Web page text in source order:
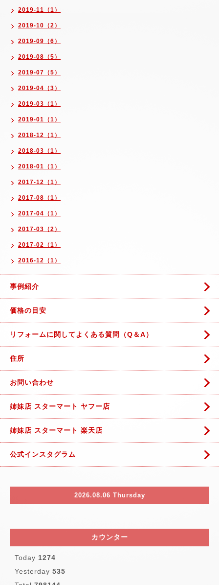
2019-11（1）
2019-10（2）
2019-09（6）
2019-08（5）
2019-07（5）
2019-04（3）
2019-03（1）
2019-01（1）
2018-12（1）
2018-03（1）
2018-01（1）
2017-12（1）
2017-08（1）
2017-04（1）
2017-03（2）
2017-02（1）
2016-12（1）
事例紹介
価格の目安
リフォームに関してよくある質問（Q＆A）
住所
お問い合わせ
姉妹店 スターマート ヤフー店
姉妹店 スターマート 楽天店
公式インスタグラム
2026.08.06 Thursday
カウンター
Today 1274
Yesterday 535